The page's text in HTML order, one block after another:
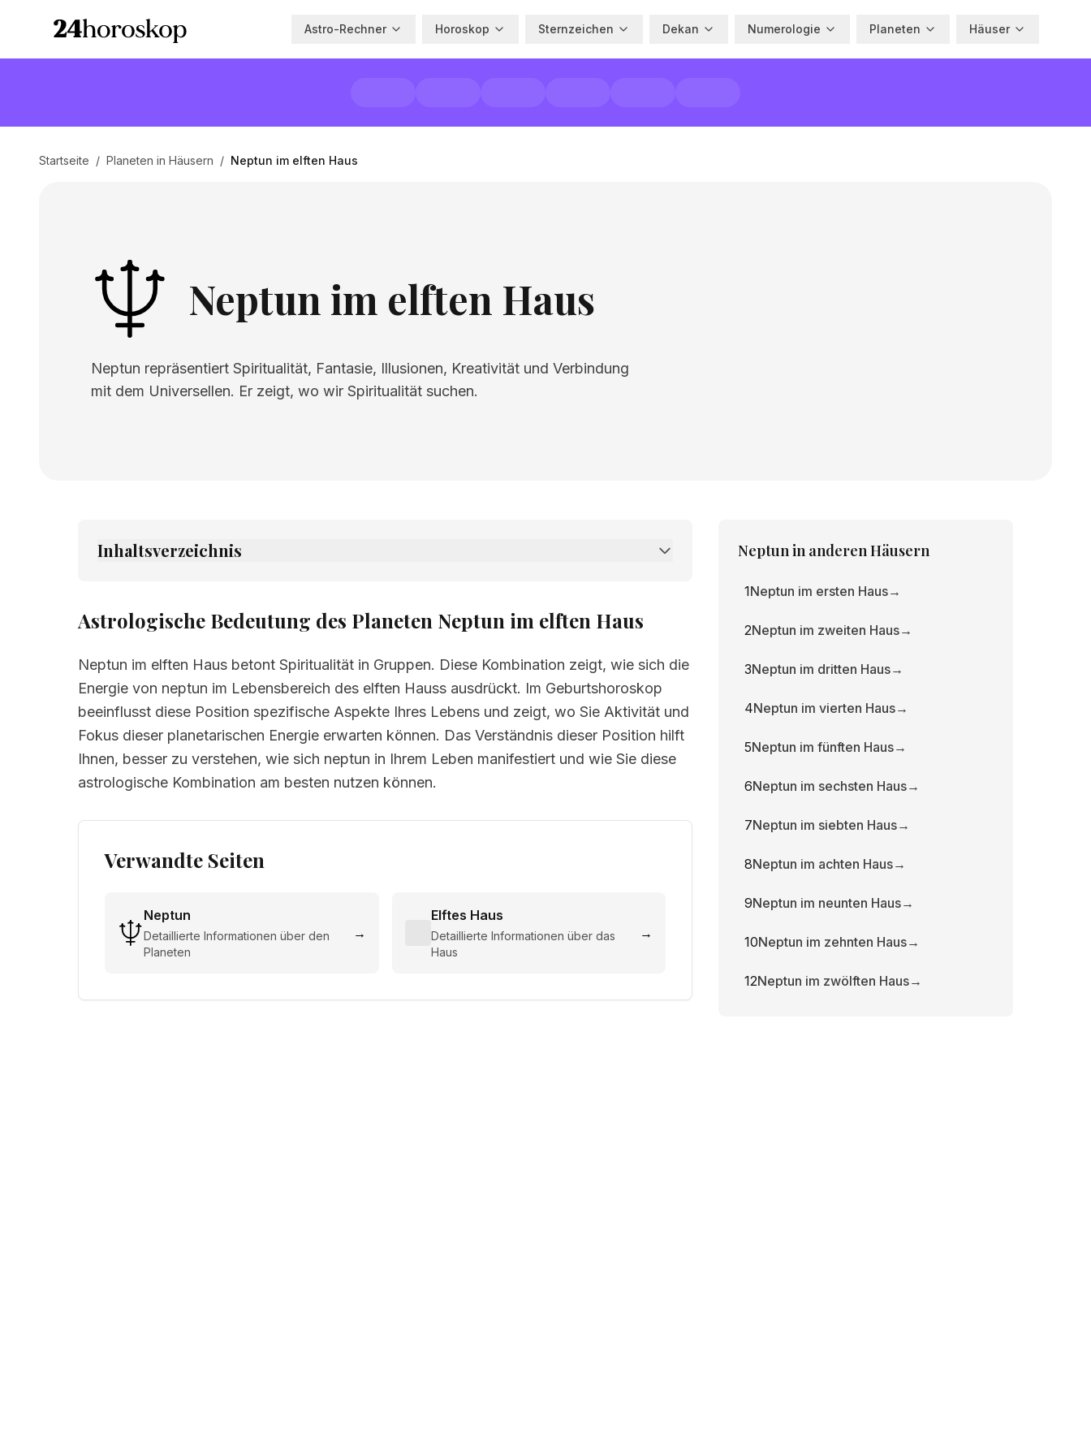
Astro-Rechner Horoskop Sternzeichen Dekan Numerologie Planeten Häuser
Startseite / Planeten in Häusern / Neptun im elften Haus
Neptun im elften Haus
Neptun repräsentiert Spiritualität, Fantasie, Illusionen, Kreativität und Verbindung
mit dem Universellen. Er zeigt, wo wir Spiritualität suchen.
Inhaltsverzeichnis
Astrologische Bedeutung des Planeten Neptun im elften Haus
Neptun im elften Haus betont Spiritualität in Gruppen. Diese Kombination zeigt, wie sich die
Energie von neptun im Lebensbereich des elften Hauss ausdrückt. Im Geburtshoroskop
beeinflusst diese Position spezifische Aspekte Ihres Lebens und zeigt, wo Sie Aktivität und
Fokus dieser planetarischen Energie erwarten können. Das Verständnis dieser Position hilft
Ihnen, besser zu verstehen, wie sich neptun in Ihrem Leben manifestiert und wie Sie diese
astrologische Kombination am besten nutzen können.
Verwandte Seiten
Neptun
Detaillierte Informationen über den
Planeten
→
Elftes Haus
Detaillierte Informationen über das
Haus
→
Neptunin anderen Häusern
1Neptun im ersten Haus→
2Neptun im zweiten Haus→
3Neptun im dritten Haus→
4Neptun im vierten Haus→
5Neptun im fünften Haus→
6Neptun im sechsten Haus→
7Neptun im siebten Haus→
8Neptun im achten Haus→
9Neptun im neunten Haus→
10Neptun im zehnten Haus→
12Neptun im zwölften Haus→